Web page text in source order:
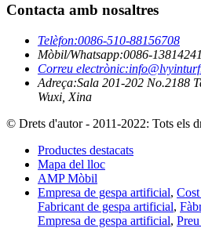
Contacta amb nosaltres
Telèfon:0086-510-88156708
Mòbil/Whatsapp:0086-
Correu electrònic:
Adreça:Sala 201-202 No.2188
Wuxi, Xina
© Drets d'autor - 2011-2022: Tots els
Productes destacats
Mapa del lloc
AMP Mòbil
Empresa de gespa artificial,
Fabricant de gespa artificial,
Empresa de gespa artificial,